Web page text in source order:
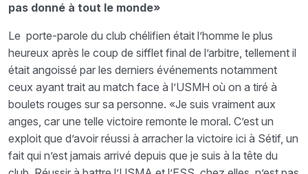
pas donné à tout le monde»
Le porte-parole du club chélifien était l’homme le plus
heureux après le coup de sifflet final de l’arbitre, tellement il
était angoissé par les derniers événements notamment
ceux ayant trait au match face à l’USMH où on a tiré à
boulets rouges sur sa personne. «Je suis vraiment aux
anges, car une telle victoire remonte le moral. C’est un
exploit que d’avoir réussi à arracher la victoire ici à Sétif, un
fait qui n’est jamais arrivé depuis que je suis à la tête du